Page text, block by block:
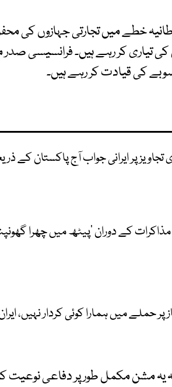
خطے میں تجارتی جہازوں کی
تیاری کر رہے ہیں۔ فرانسیسی صدر
کی قیادت کر رہے ہیں۔
پر ایرانی جواب آج پاکستان کے
کے دوران ’پیٹھ میں چھرا
پر حملے میں ہمارا کوئی کردار نہیں،
یہ مشن مکمل طور پر دفاعی نوعیت